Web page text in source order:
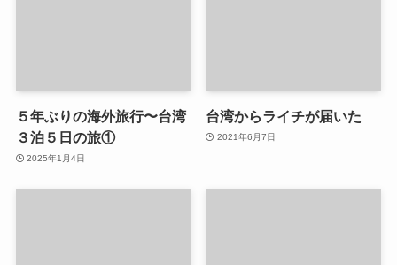
５年ぶりの海外旅行〜台湾
３泊５日の旅①
2025年1月4日
台湾からライチが届いた
2021年6月7日